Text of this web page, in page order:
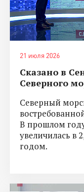
21 июля 2026
Сказано в
Северного
Северный
В прошлом
увеличилась в
годом.